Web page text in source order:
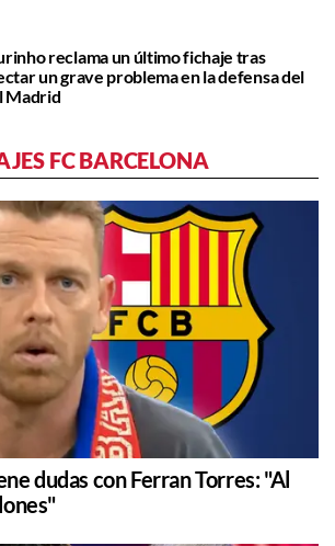
reclama un último fichaje tras
un grave problema en la defensa del
Madrid
FC BARCELONA
dudas con Ferran Torres: "Al